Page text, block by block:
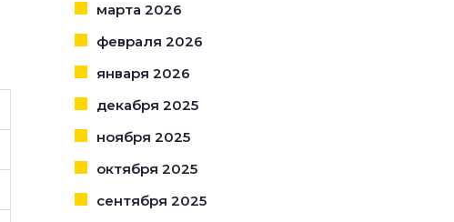
марта 2026
февраля 2026
января 2026
декабря 2025
ноября 2025
октября 2025
сентября 2025